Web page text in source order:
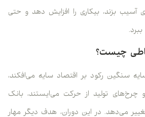
آسیب بزند، بیکاری را افزایش دهد و حتی
چیست؟
سنگین رکود بر اقتصاد سایه می‌افکند،
و چرخ‌های تولید از حرکت می‌ایستند، بانک
می‌دهد. در این دوران، هدف دیگر مهار